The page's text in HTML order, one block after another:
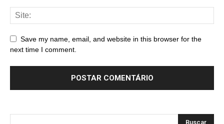
Save my name, email, and website in this browser for the
next time I comment.